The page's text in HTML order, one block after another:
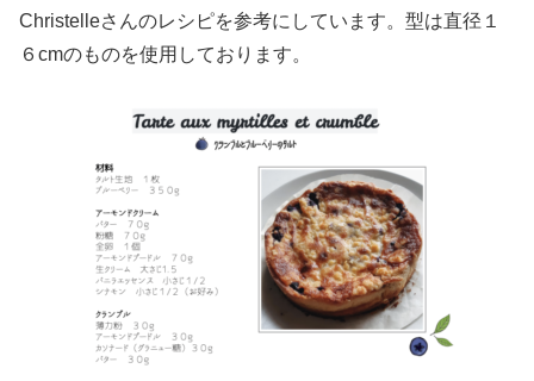
Christelleさんのレシピを参考にしています。型は直径１
６cmのものを使用しております。